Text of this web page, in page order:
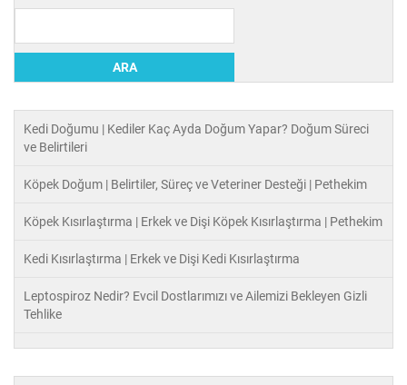
ARA
Kedi Doğumu | Kediler Kaç Ayda Doğum Yapar? Doğum Süreci
ve Belirtileri
Köpek Doğum | Belirtiler, Süreç ve Veteriner Desteği | Pethekim
Köpek Kısırlaştırma | Erkek ve Dişi Köpek Kısırlaştırma | Pethekim
Kedi Kısırlaştırma | Erkek ve Dişi Kedi Kısırlaştırma
Leptospiroz Nedir? Evcil Dostlarımızı ve Ailemizi Bekleyen Gizli
Tehlike